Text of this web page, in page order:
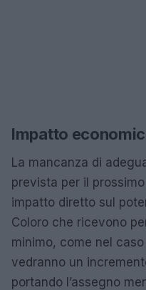
Impatto
La mancanza di
prevista per il
impatto diretto sul
Coloro che ricevono
minimo, come nel
vedranno un
portando l’assegno